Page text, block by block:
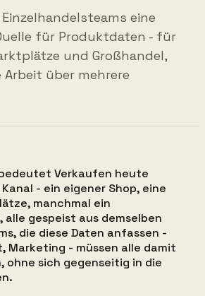
eine
für Produktdaten - für
und Großhandel,
über mehrere
Verkaufen heute
- ein eigener Shop, eine
manchmal ein
alle gespeist aus demselben
die diese Daten anfassen -
Marketing - müssen alle damit
ohne sich gegenseitig in die